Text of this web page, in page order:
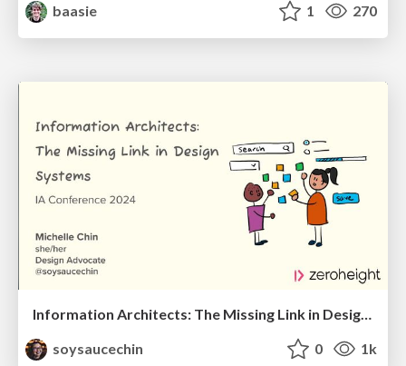
baasie
1 270
Information Architects: The Missing Link in Design Systems
soysaucechin
0 1k